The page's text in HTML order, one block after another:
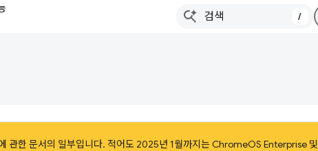
/
관한 문서의 일부입니다. 적어도 2025년 1월까지는 ChromeOS Enterprise 및